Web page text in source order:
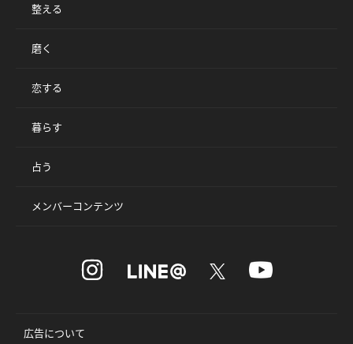
整える
磨く
恋する
暮らす
占う
メンバーコンテンツ
広告について